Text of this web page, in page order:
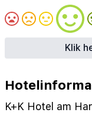
Klik
K+K Hotel am